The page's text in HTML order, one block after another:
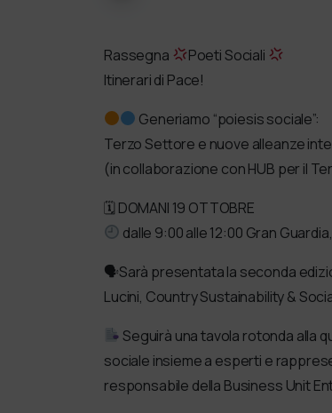
Rassegna
Poeti Sociali
Itinerari di Pace!
Generiamo “poiesis sociale”:
Terzo Settore e nuove alleanze
(in collaborazione con HUB per il
🗓 DOMANI 19 OTTOBRE
dalle 9:00 alle 12:00 Gran
🗣Sarà presentata la seconda
Lucini, Country Sustainability &
Seguirà una tavola rotonda alla
sociale insieme a esperti e
responsabile della Business Unit